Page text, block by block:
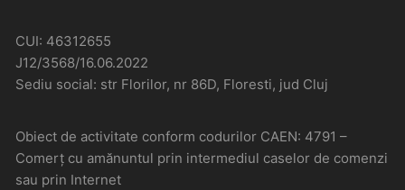
CUI: 46312655
J12/3568/16.06.2022
Sediu social: str Florilor, nr 86D, Floresti, jud Cluj
Obiect de activitate conform codurilor CAEN: 4791 –
Comerţ cu amănuntul prin intermediul caselor de comenzi
sau prin Internet